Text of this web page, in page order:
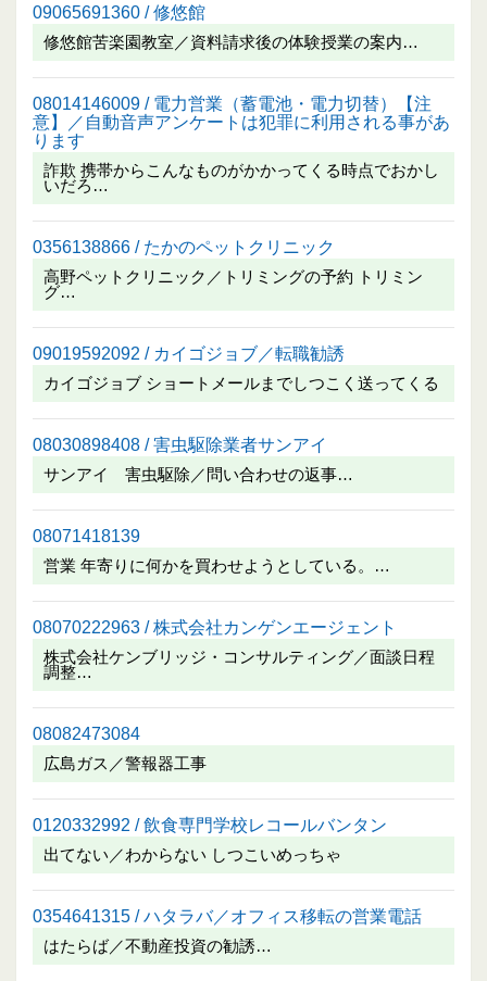
09065691360 / 修悠館
修悠館苦楽園教室／資料請求後の体験授業の案内…
08014146009 / 電力営業（蓄電池・電力切替）【注
意】／自動音声アンケートは犯罪に利用される事があ
ります
詐欺 携帯からこんなものがかかってくる時点でおかし
いだろ…
0356138866 / たかのペットクリニック
高野ペットクリニック／トリミングの予約 トリミン
グ…
09019592092 / カイゴジョブ／転職勧誘
カイゴジョブ ショートメールまでしつこく送ってくる
08030898408 / 害虫駆除業者サンアイ
サンアイ 害虫駆除／問い合わせの返事…
08071418139
営業 年寄りに何かを買わせようとしている。…
08070222963 / 株式会社カンゲンエージェント
株式会社ケンブリッジ・コンサルティング／面談日程
調整…
08082473084
広島ガス／警報器工事
0120332992 / 飲食専門学校レコールバンタン
出てない／わからない しつこいめっちゃ
0354641315 / ハタラバ／オフィス移転の営業電話
はたらば／不動産投資の勧誘…